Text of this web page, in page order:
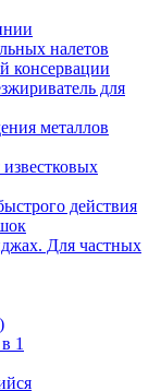
налетов
консервации
для
металлов
действия
Для частных
1